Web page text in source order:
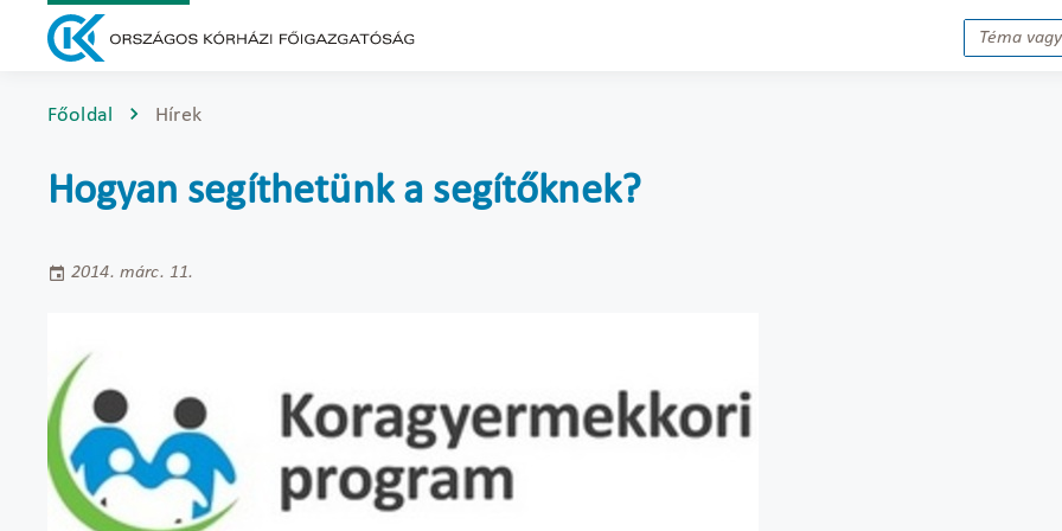
Főoldal Hírek
Hogyan segíthetünk a segítőknek?
2014. márc. 11.